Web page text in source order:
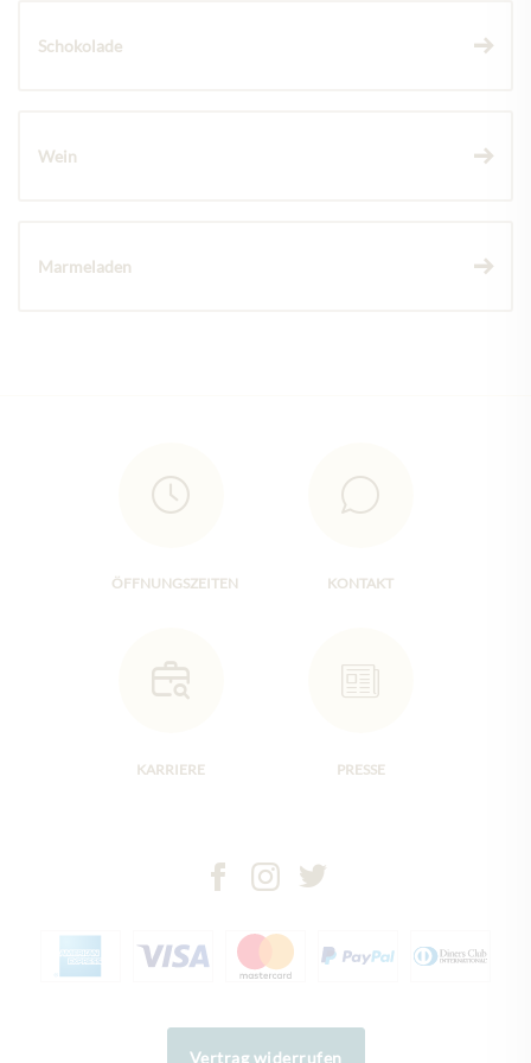
Schokolade
Wein
Marmeladen
ÖFFNUNGSZEITEN KONTAKT
KARRIERE PRESSE
Vertrag widerrufen